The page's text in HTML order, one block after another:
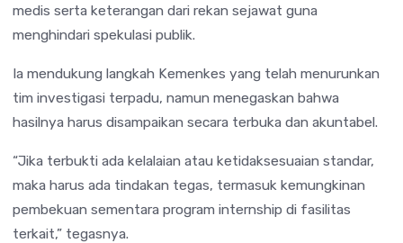
medis serta keterangan dari rekan sejawat guna
menghindari spekulasi publik.
Ia mendukung langkah Kemenkes yang telah menurunkan
tim investigasi terpadu, namun menegaskan bahwa
hasilnya harus disampaikan secara terbuka dan akuntabel.
“Jika terbukti ada kelalaian atau ketidaksesuaian standar,
maka harus ada tindakan tegas, termasuk kemungkinan
pembekuan sementara program internship di fasilitas
terkait,” tegasnya.